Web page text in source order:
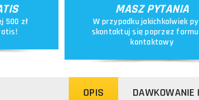
500 zł
MASZ PYTANIA
W przypadku jakichkolwiek
skontaktuj się poprzez
kontaktowy
OPIS DAWKOWANIE